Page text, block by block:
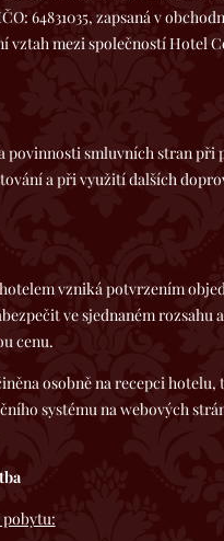
64831035, zapsaná v
vztah mezi společností Hotel
povinnosti smluvních stran
a při využití dalších
vzniká potvrzením
ve sjednaném rozsahu
cenu.
osobně na recepci
systému na webových
pobytu: